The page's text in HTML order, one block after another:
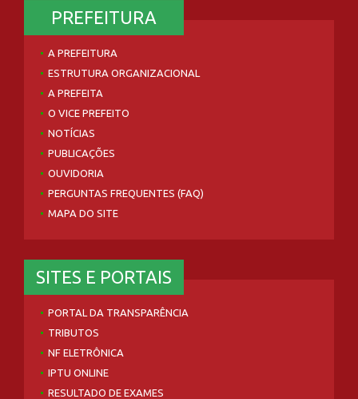
PREFEITURA
A PREFEITURA
ESTRUTURA ORGANIZACIONAL
A PREFEITA
O VICE PREFEITO
NOTÍCIAS
PUBLICAÇÕES
OUVIDORIA
PERGUNTAS FREQUENTES (FAQ)
MAPA DO SITE
SITES E PORTAIS
PORTAL DA TRANSPARÊNCIA
TRIBUTOS
NF ELETRÔNICA
IPTU ONLINE
RESULTADO DE EXAMES